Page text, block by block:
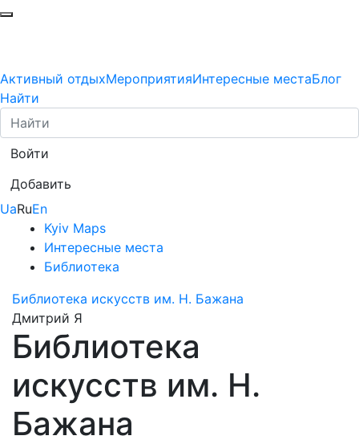
Активный отдыхМероприятияИнтересные местаБлог
Найти
Войти
Добавить
UaRuEn
Kyiv Maps
Интересные места
Библиотека
Библиотека искусств им. Н. Бажана
Дмитрий Я
Библиотека
искусств им. Н.
Бажана